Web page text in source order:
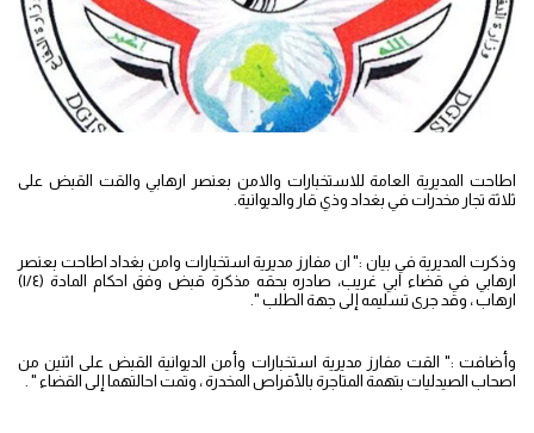
اطاحت المديرية العامة للاستخبارات والامن بعنصر ارهابي والقت القبض على
ثلاثة تجار مخدرات في بغداد وذي قار والديوانية.
وذكرت المديرية في بيان :" ان مفارز مديرية استخبارات وامن بغداد اطاحت بعنصر
ارهابي في قضاء ابي غريب، صادره بحقه مذكرة قبض وفق احكام المادة (١/٤)
ارهاب ، وقد جرى تسليمه إلى جهة الطلب ".
وأضافت :" القت مفارز مديرية استخبارات وأمن الديوانية القبض على اثنين من
اصحاب الصيدليات بتهمة المتاجرة بالأقراص المخدرة ، وتمت احالتهما إلى القضاء " .